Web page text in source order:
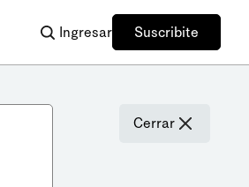
Ingresar Suscribite
Cerrar